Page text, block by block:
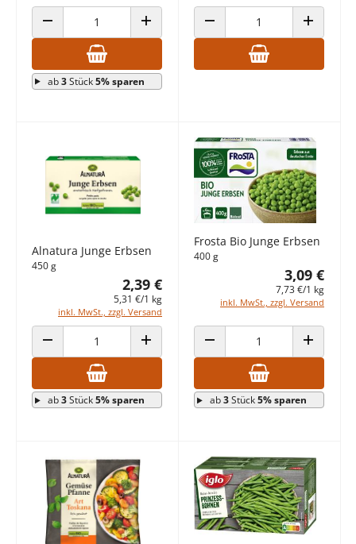
ANZAHL VERRINGERN ANZAHL ERHÖHEN
ab3Stück5% sparen
ANZAHL VERRINGERN ANZAHL
Alnatura Junge Erbsen
450 g
2,39 €
5,31 €/1 kg
inkl. MwSt., zzgl. Versand
ANZAHL VERRINGERN ANZAHL ERHÖHEN
ab3Stück5% sparen
Frosta Bio Junge Erbsen
400 g
3,09 €
7,73 €/1 kg
inkl. MwSt., zzgl. Versand
ANZAHL VERRINGERN ANZAHL
ab3Stück5% sparen